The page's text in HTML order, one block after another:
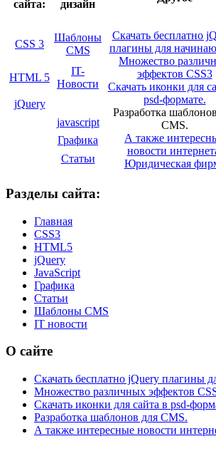
сайта: дизайн
CSS 3
Шаблоны
CMS
Скачать бесплатно
плагины для
Множество
эффектов CSS3
Скачать иконки для
psd-формате.
Разработка
CMS.
А также
новости
Юридическая
HTML 5
IT-
Новости
jQuery
javascript
Графика
Статьи
Разделы сайта:
Главная
CSS3
HTML5
jQuery
JavaScript
Графика
Статьи
Шаблоны CMS
IT новости
О сайте
Скачать бесплатно jQuery плагины
Множество различных эффектов
Скачать иконки для сайта в psd-
Разработка шаблонов для CMS.
А также интересные новости